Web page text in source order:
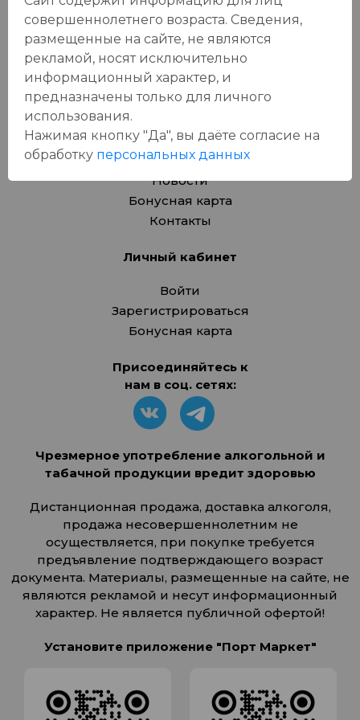
Вина
Пиво, сидр
Товары для животных
Подарочные карты
О компании
Адреса магазинов
Вакансии
Новости
Бонусная карта
Контакты
Личный кабинет
Войти
Зарегистрироваться
Бонусная карта
Присоединяйтесь к
нам в соц. сетях:
Чрезмерное употребление алкогольной и
табачной продукции вредит здоровью
Дистанционная продажа, доставка алкоголя,
продажа несовершеннолетним не
осуществляется, при покупке требуется
предъявление подтверждающего возраст
документа. Материалы, размещенные на сайте, не
являются рекламой и несут информационный
характер. Не является публичной офертой!
Установите приложение "Порт Маркет"
совершеннолетнего возраста. Сведения,
размещенные на сайте, не являются
рекламой, носят исключительно
информационный характер, и
предназначены только для личного
использования.
Нажимая кнопку "Да", вы даёте cогласие на
обработку персональных данных